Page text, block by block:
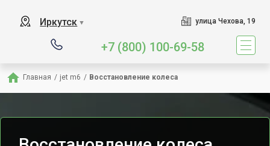
Иркутск ▼ улица Чехова, 19
+7 (800) 100-69-58
Главная / jet m6 / Восстановление колеса